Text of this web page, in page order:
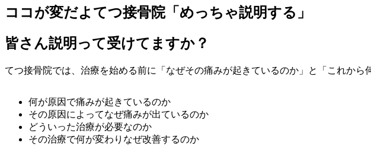
ココが変だよてつ接骨院「めっちゃ説明する」
皆さん説明って受けてますか？
てつ接骨院では、治療を始める前に「なぜその痛みが起きているのか」と「これから
何が原因で痛みが起きているのか
その原因によってなぜ痛みが出ているのか
どういった治療が必要なのか
その治療で何が変わりなぜ改善するのか